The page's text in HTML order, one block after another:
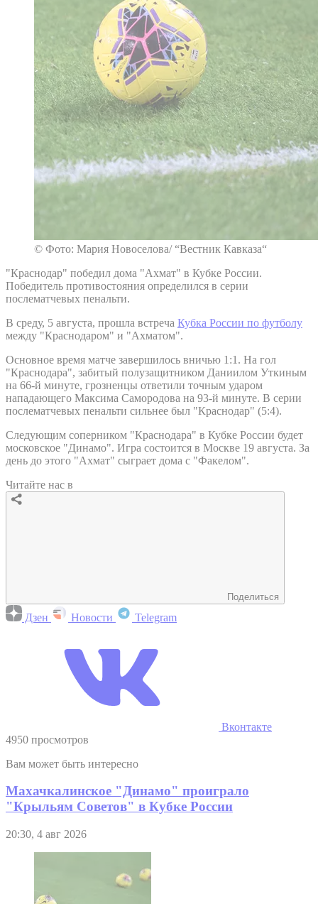
© Фото: Мария Новоселова/ “Вестник Кавказа“
"Краснодар" победил дома "Ахмат" в Кубке России.
Победитель противостояния определился в серии
послематчевых пенальти.
В среду, 5 августа, прошла встреча Кубка России по футболу
между "Краснодаром" и "Ахматом".
Основное время матче завершилось вничью 1:1. На гол
"Краснодара", забитый полузащитником Даниилом Уткиным
на 66-й минуте, грозненцы ответили точным ударом
нападающего Максима Самородова на 93-й минуте. В серии
послематчевых пенальти сильнее был "Краснодар" (5:4).
Следующим соперником "Краснодара" в Кубке России будет
московское "Динамо". Игра состоится в Москве 19 августа. За
день до этого "Ахмат" сыграет дома с "Факелом".
Читайте нас в
Поделиться
Дзен Новости Telegram
Вконтакте
4950 просмотров
Вам может быть интересно
Махачкалинское "Динамо" проиграло
"Крыльям Советов" в Кубке России
20:30, 4 авг 2026